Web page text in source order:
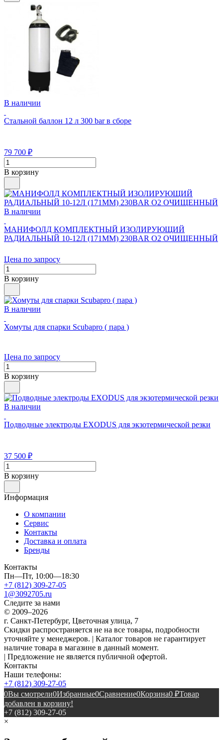
В наличии
Стальной баллон 12 л 300 bar в сборе
79 700 ₽
В корзину
В наличии
МАНИФОЛД КОМПЛЕКТНЫЙ ИЗОЛИРУЮЩИЙ
РАДИАЛЬНЫЙ 10-12Л (171ММ) 230BAR O2 ОЧИЩЕННЫЙ
Цена по запросу
В корзину
В наличии
Хомуты для спарки Scubapro ( пара )
Цена по запросу
В корзину
В наличии
Подводные электроды EXODUS для экзотермической резки
37 500 ₽
В корзину
Информация
О компании
Сервис
Контакты
Доставка и оплата
Бренды
Контакты
Пн—Пт, 10:00—18:30
+7 (812) 309-27-05
1@3092705.ru
Следите за нами
© 2009–2026
г. Санкт-Петербург, Цветочная улица, 7
Скидки распространяется не на все товары, подробности
уточняйте у менеджеров. | Каталог товаров не гарантирует
наличие товара в магазине в данный момент.
| Предложение не является публичной офертой.
Контакты
Наши телефоны:
+7 (812) 309-27-05
0Вы смотрели0Избранные0Сравнение0Корзина0 ₽Товар
добавлен в корзину!
+7 (812) 309-27-05
×